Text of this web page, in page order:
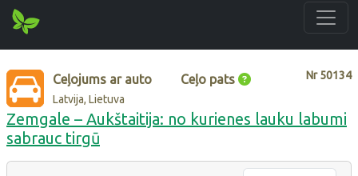
Nr50134
Ceļojums ar auto Ceļo pats
Latvija, Lietuva
Zemgale – Aukštaitija: no kurienes lauku labumi
sabrauc tirgū